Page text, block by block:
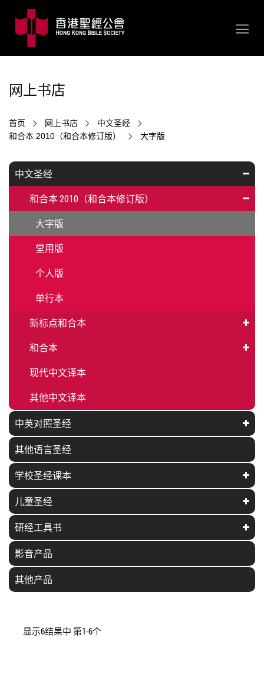
网上书店
首页 网上书店
中文圣经
和合本 2010（和合本修订版）
大字版
中文圣经
和合本 2010（和合本修订版）
大字版
堂用版
个人版
单行本
新标点和合本
和合本
现代中文译本
其他中文译本
中英对照圣经
其他语言圣经
学校圣经课本
儿童圣经
研经工具书
影音产品
其他产品
显示6结果中 第1-6个